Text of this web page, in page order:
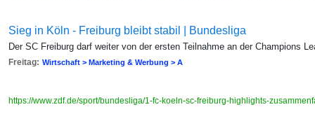
Sieg in Köln - Freiburg bleibt stabil | Bundesliga
Der SC Freiburg darf weiter von der ersten Teilnahme an der Champions
Freitag: Wirtschaft > Marketing & Werbung > A
https://www.zdf.de/sport/bundesliga/1-fc-koeln-sc-freiburg-highlights-